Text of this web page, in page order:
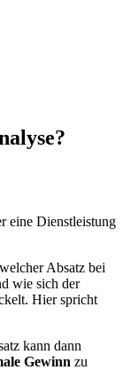
eine Dienstleistung
Absatz bei
wie sich der
Hier spricht
kann dann
Gewinn zu